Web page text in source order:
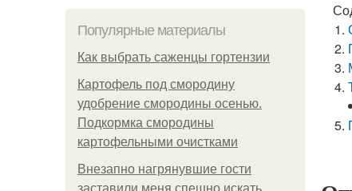
Популярные материалы
Как выбрать саженцы гортензии
Картофель под смородину
удобрение смородины осенью.
Подкормка смородины
картофельными очистками
Внезапно нагрянувшие гости
заставили меня спешно искать